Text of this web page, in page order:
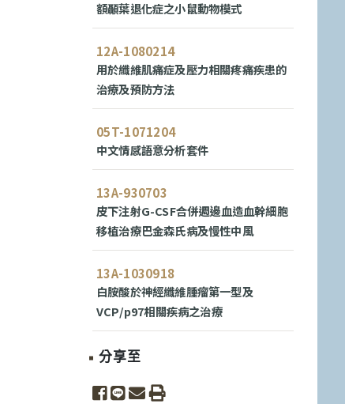
額顳葉退化症之小鼠動物模式
12A-1080214
用於纖維肌痛症及壓力相關疼痛疾患的
治療及預防方法
05T-1071204
中文情感語意分析套件
13A-930703
皮下注射G-CSF合併週邊血造血幹細胞
移植治療巴金森氏病及慢性中風
13A-1030918
白胺酸於神經纖維腫瘤第一型及
VCP/p97相關疾病之治療
分享至
share to facebook
share to line
share to email
print